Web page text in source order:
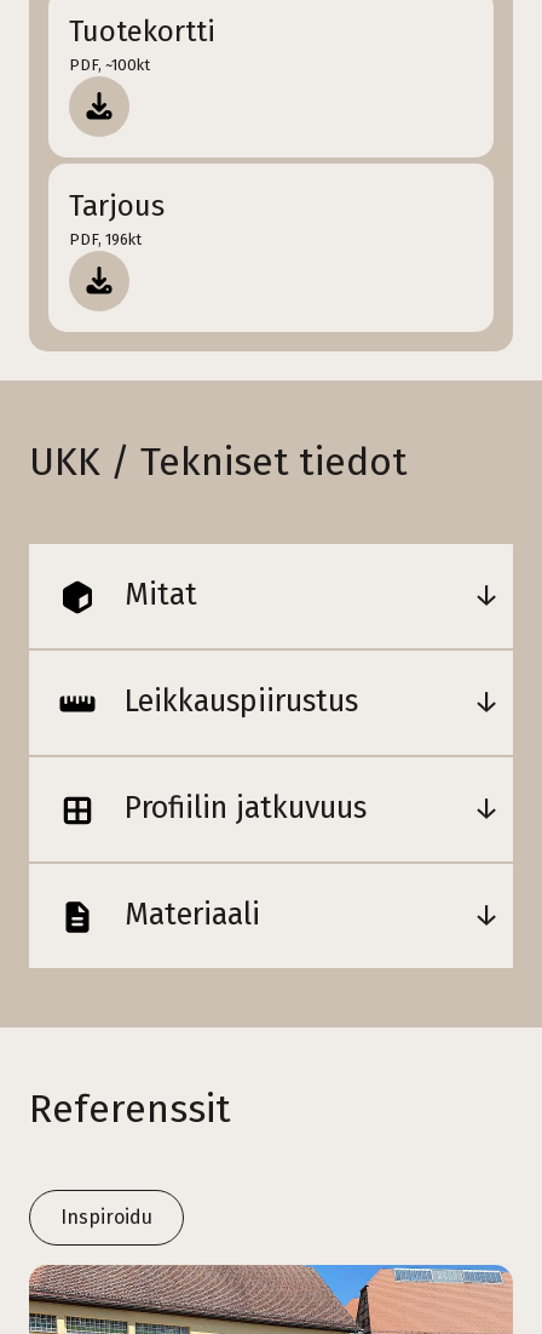
Tuotekortti
PDF, ~100kt
Tarjous
PDF, 196kt
UKK / Tekniset tiedot
Mitat
Leikkauspiirustus
Profiilin jatkuvuus
Materiaali
Referenssit
Inspiroidu